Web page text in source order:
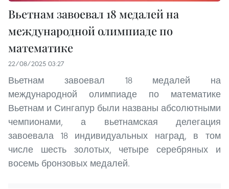
Вьетнам завоевал 18 медалей на
международной олимпиаде по
математике
22/08/2025 03:27
Вьетнам завоевал 18 медалей на
международной олимпиаде по математике
Вьетнам и Сингапур были названы абсолютными
чемпионами, а вьетнамская делегация
завоевала 18 индивидуальных наград, в том
числе шесть золотых, четыре серебряных и
восемь бронзовых медалей.